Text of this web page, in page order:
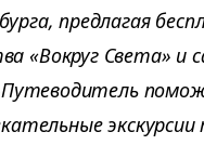
предлагая
«Вокруг Света» и
Путеводитель